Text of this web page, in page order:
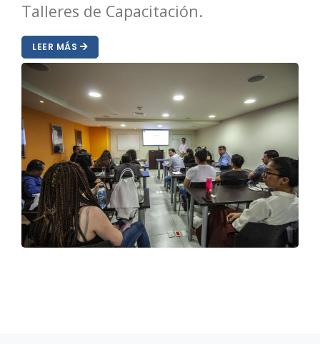
Talleres de Capacitación.
LEER MÁS